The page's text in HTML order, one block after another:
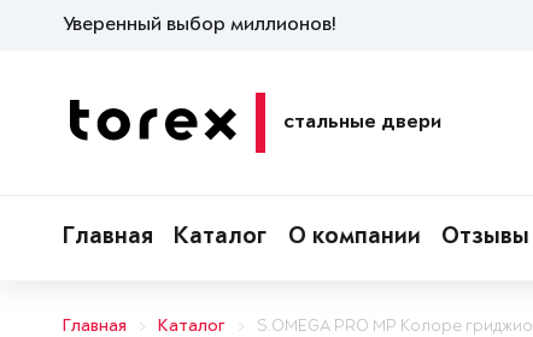
Уверенный выбор миллионов!
стальные двери
Главная Каталог О компании Отзывы
Главная Каталог S.OMEGA PRO MP Колоре гриджио